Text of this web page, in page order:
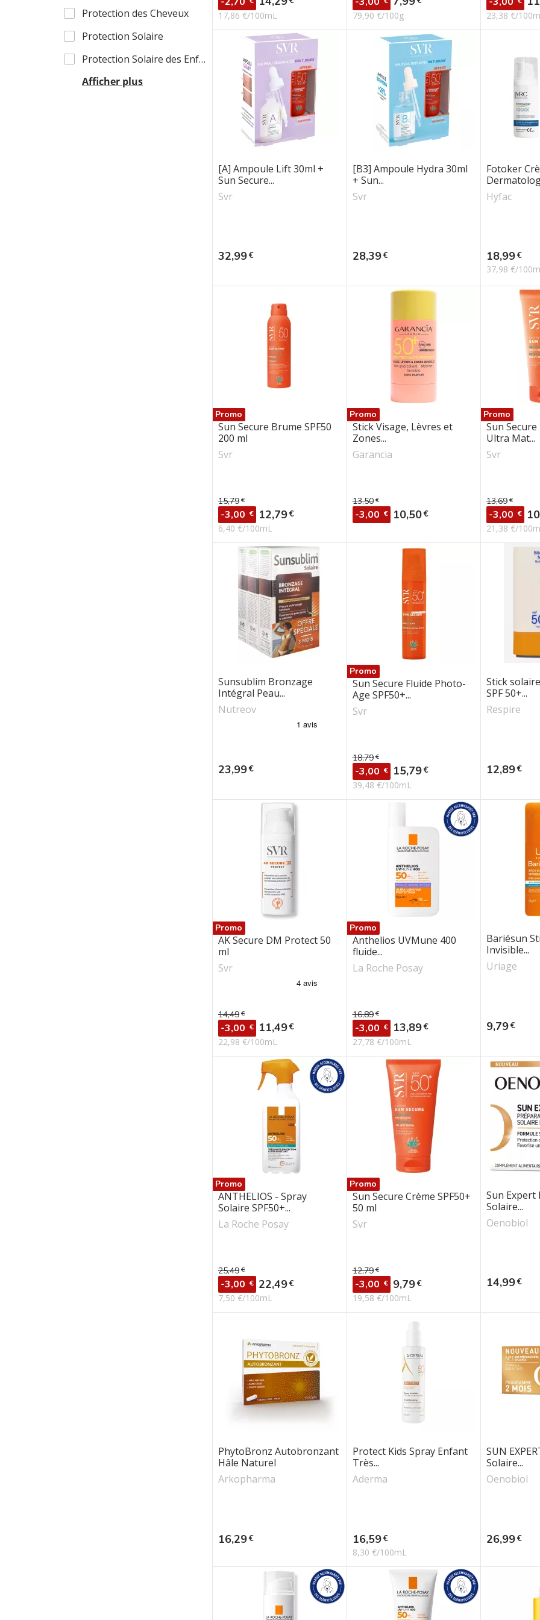
Protection des Cheveux
Protection Solaire
Protection Solaire des Enfants
Afficher plus
17,86 €/100mL
79,90 €/100g
23,38 €/
[A] Ampoule Lift 30ml +
Sun Secure...
Svr
Prix
32,99€
[B3] Ampoule Hydra 30ml
+ Sun...
Svr
Prix
28,39€
Fotoker
Hyfac
Prix
18,99€
37,98 €/
Promo
Sun Secure Brume SPF50
200 ml
Svr
Prix de base
15,79 €
-3,00 € Prix
12,79€
6,40 €/100mL
Promo
Stick Visage, Lèvres et
Zones...
Garancia
Prix de base
13,50 €
-3,00 € Prix
10,50€
Promo
Sun
Ultra Mat...
Svr
Prix de base
13,69 €
-3,00 €
21,38 €/
Sunsublim Bronzage
Intégral Peau...
Nutreov
Prix
23,99€
Promo
Sun Secure Fluide Photo-
Age SPF50+...
Svr
Prix de base
18,79 €
-3,00 € Prix
15,79€
39,48 €/100mL
Stick
SPF 50+...
Respire
Prix
12,89€
Promo
AK Secure DM Protect 50
ml
Svr
Prix de base
14,49 €
-3,00 € Prix
11,49€
22,98 €/100mL
Promo
Anthelios UVMune 400
fluide...
La Roche Posay
Prix de base
16,89 €
-3,00 € Prix
13,89€
27,78 €/100mL
Bariésun
Invisible...
Uriage
Prix
9,79€
Promo
ANTHELIOS - Spray
Solaire SPF50+...
La Roche Posay
Prix de base
25,49 €
-3,00 € Prix
22,49€
7,50 €/100mL
Promo
Sun Secure Crème SPF50+
50 ml
Svr
Prix de base
12,79 €
-3,00 € Prix
9,79€
19,58 €/100mL
Sun
Solaire...
Oenobiol
Prix
14,99€
PhytoBronz Autobronzant
Hâle Naturel
Arkopharma
Prix
16,29€
Protect Kids Spray Enfant
Très...
Aderma
Prix
16,59€
8,30 €/100mL
SUN
Solaire...
Oenobiol
Prix
26,99€